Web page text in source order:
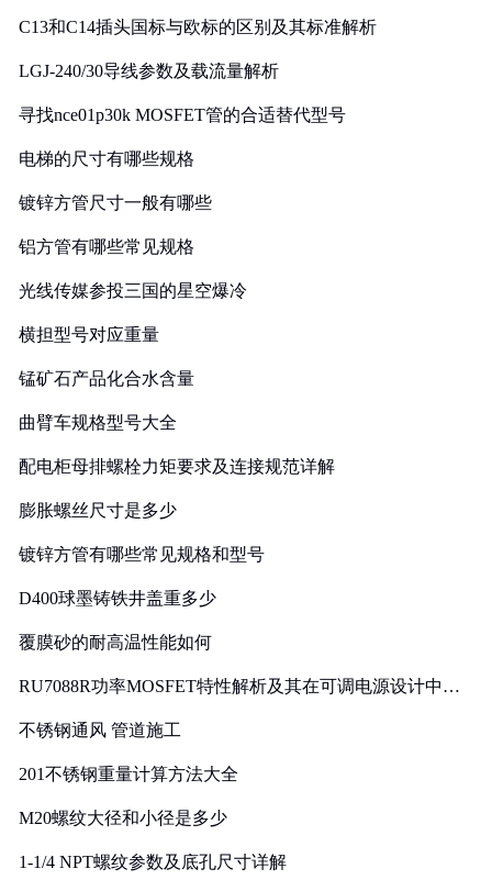
C13和C14插头国标与欧标的区别及其标准解析
LGJ-240/30导线参数及载流量解析
寻找nce01p30k MOSFET管的合适替代型号
电梯的尺寸有哪些规格
镀锌方管尺寸一般有哪些
铝方管有哪些常见规格
光线传媒参投三国的星空爆冷
横担型号对应重量
锰矿石产品化合水含量
曲臂车规格型号大全
配电柜母排螺栓力矩要求及连接规范详解
膨胀螺丝尺寸是多少
镀锌方管有哪些常见规格和型号
D400球墨铸铁井盖重多少
覆膜砂的耐高温性能如何
RU7088R功率MOSFET特性解析及其在可调电源设计中的
不锈钢通风 管道施工
201不锈钢重量计算方法大全
M20螺纹大径和小径是多少
1-1/4 NPT螺纹参数及底孔尺寸详解